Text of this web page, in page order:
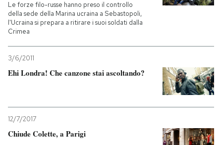
Le forze filo-russe hanno preso il controllo
della sede della Marina ucraina a Sebastopoli,
l'Ucraina si prepara a ritirare i suoi soldati dalla
Crimea
3/6/2011
Ehi Londra! Che canzone stai ascoltando?
12/7/2017
Chiude Colette, a Parigi